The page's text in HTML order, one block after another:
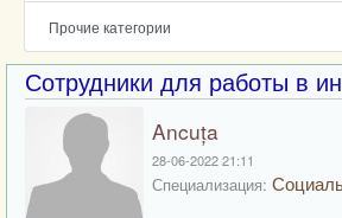
Прочие категории
Сотрудники для работы в
Ancuța
28-06-2022 21:11
Специализация: